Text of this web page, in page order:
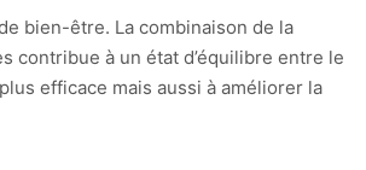
bien-être. La combinaison de la
contribue à un état d’équilibre entre le
efficace mais aussi à améliorer la